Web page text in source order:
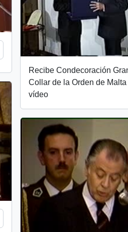
Add to clipboard
Recibe Condecoración
Collar de la Orden de Malta
vídeo
Add to clipboard